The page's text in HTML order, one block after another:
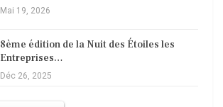
Mai 19, 2026
8ème édition de la Nuit des Étoiles les
Entreprises…
Déc 26, 2025